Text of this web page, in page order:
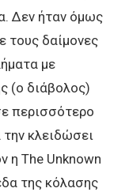
Δεν ήταν όμως
τους δαίμονες
με
(ο διάβολος)
περισσότερο
κλειδώσει
η The Unknown
της κόλασης